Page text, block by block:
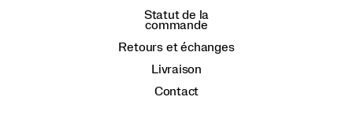
Statut de la
commande
Retours et échanges
Livraison
Contact